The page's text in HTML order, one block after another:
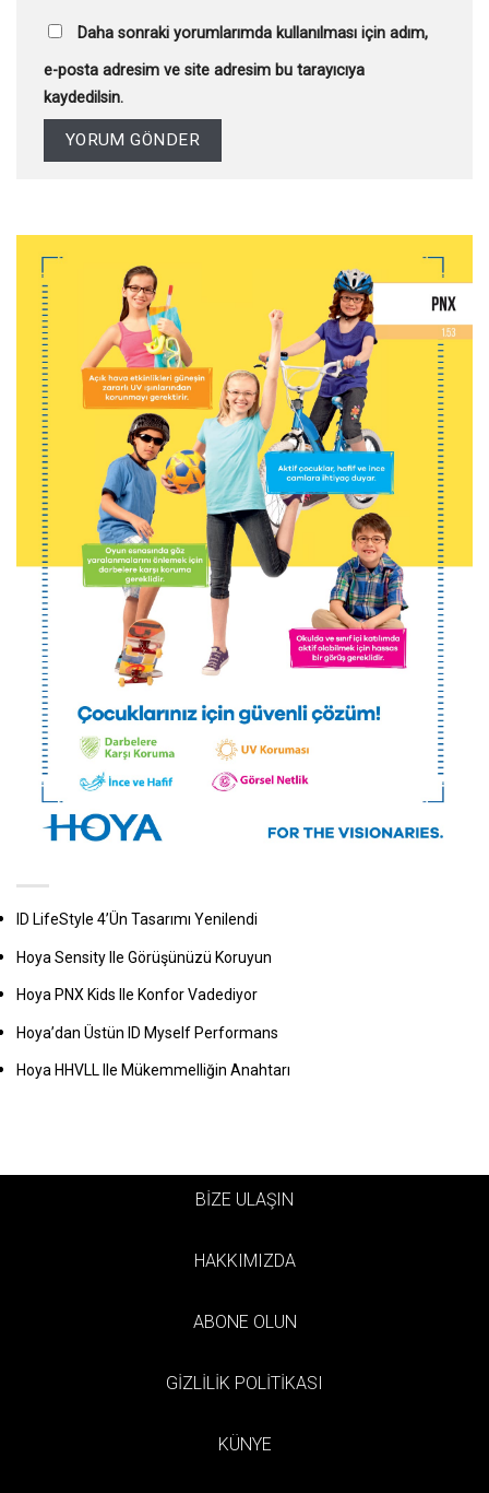
Daha sonraki yorumlarımda kullanılması için adım,
e-posta adresim ve site adresim bu tarayıcıya
kaydedilsin.
ID LifeStyle 4’ün Tasarımı Yenilendi
Hoya Sensity Ile Görüşünüzü Koruyun
Hoya PNX Kids Ile Konfor Vadediyor
Hoya’dan Üstün ID Myself Performans
Hoya HHVLL Ile Mükemmelliğin Anahtarı
BİZE ULAŞIN
HAKKIMIZDA
ABONE OLUN
GİZLİLİK POLİTİKASI
KÜNYE